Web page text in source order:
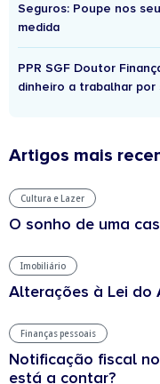
Seguros: Poupe nos
medida
PPR SGF Doutor
dinheiro a trabalhar por
Artigos mais
Cultura e Lazer
O sonho de uma
Imobiliário
Alterações à Lei do
Finanças pessoais
Notificação fiscal
está a contar?